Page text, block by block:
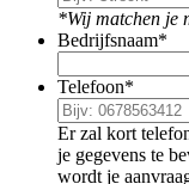
*Wij matchen je
Bedrijfsnaam*
Telefoon*
Er zal kort
je gegevens te
wordt je